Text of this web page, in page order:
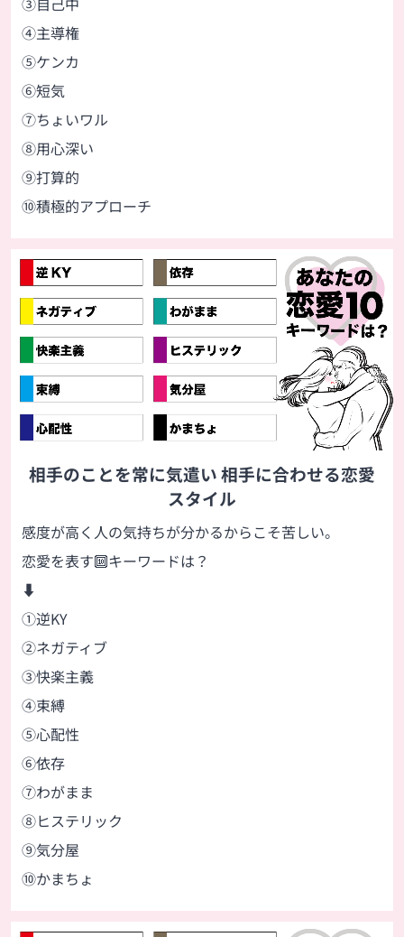
④主導権
⑤ケンカ
⑥短気
⑦ちょいワル
⑧用心深い
⑨打算的
⑩積極的アプローチ
相手のことを常に気遣い 相手に合わせる恋愛
スタイル
感度が高く人の気持ちが分かるからこそ苦しい。
恋愛を表す🔟キーワードは？
⬇
①逆KY
②ネガティブ
③快楽主義
④束縛
⑤心配性
⑥依存
⑦わがまま
⑧ヒステリック
⑨気分屋
⑩かまちょ